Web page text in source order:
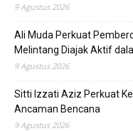
9 Agustus 2026
Ali Muda Perkuat
Melintang Diajak Aktif
9 Agustus 2026
Sitti Izzati Aziz Perkuat
Ancaman Bencana
9 Agustus 2026